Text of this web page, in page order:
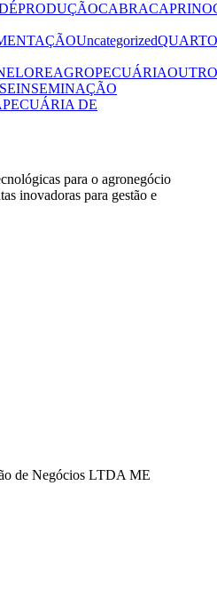
PRODUÇÃOCABRA
UncategorizedQUARTO
AGROPECUÁRIA
INSEMINAÇÃO
PECUÁRIA DE
para o agronegócio
inovadoras para gestão e
de Negócios LTDA ME